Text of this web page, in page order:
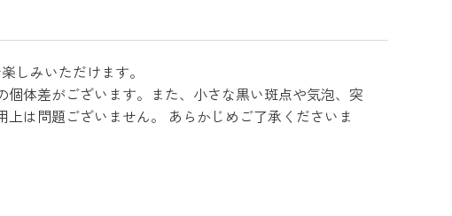
しみいただけます。
体差がございます。また、小さな黒い斑点や気泡、突
は問題ございません。 あらかじめご了承くださいま